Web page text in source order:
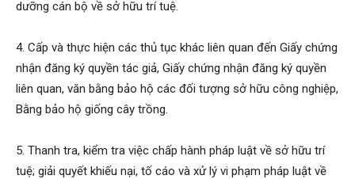
dưỡng cán bộ về sở hữu trí tuệ.
4. Cấp và thực hiện các thủ tục khác liên quan đến Giấy chứng
nhận đăng ký quyền tác giả, Giấy chứng nhận đăng ký quyền
liên quan, văn bằng bảo hộ các đối tượng sở hữu công nghiệp,
Bằng bảo hộ giống cây trồng.
5. Thanh tra, kiểm tra việc chấp hành pháp luật về sở hữu trí
tuệ; giải quyết khiếu nại, tố cáo và xử lý vi phạm pháp luật về